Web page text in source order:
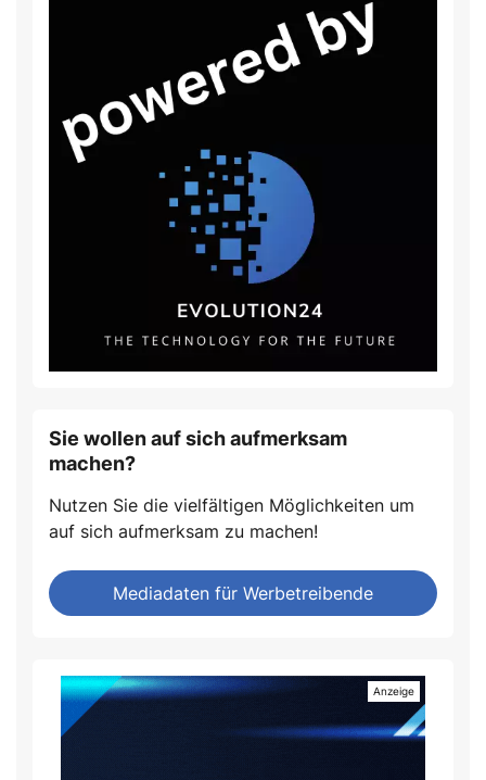
Sie wollen auf sich aufmerksam
machen?
Nutzen Sie die vielfältigen Möglichkeiten um
auf sich aufmerksam zu machen!
Mediadaten für Werbetreibende